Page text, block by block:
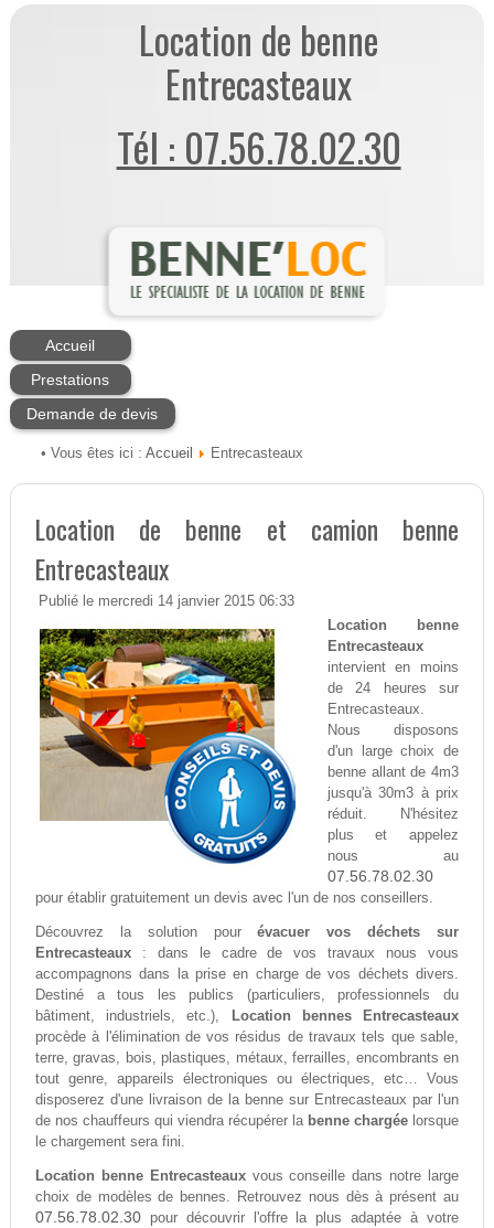
Location de benne
Entrecasteaux
Tél : 07.56.78.02.30
Accueil
Prestations
Demande de devis
• Vous êtes ici : Accueil Entrecasteaux
Location de benne et camion benne
Entrecasteaux
Publié le mercredi 14 janvier 2015 06:33
Location benne
Entrecasteaux
intervient en moins
de 24 heures sur
Entrecasteaux.
Nous disposons
d'un large choix de
benne allant de 4m3
jusqu'à 30m3 à prix
réduit. N'hésitez
plus et appelez
nous au
07.56.78.02.30
pour établir gratuitement un devis avec l'un de nos conseillers.
Découvrez la solution pourévacuer vos déchets sur
Entrecasteaux: dans le cadre de vos travaux nous vous
accompagnons dans la prise en charge de vos déchets divers.
Destiné a tous les publics (particuliers, professionnels du
bâtiment, industriels, etc.),
Location bennes Entrecasteaux
procède à l'élimination de vos résidus de travaux tels que sable,
terre, gravas, bois, plastiques, métaux, ferrailles, encombrants en
tout genre, appareils électroniques ou électriques, etc… Vous
disposerez d'une livraison de la benne sur Entrecasteaux par l'un
de nos chauffeurs qui viendra récupérer la benne chargée lorsque
le chargement sera fini.
Location benne Entrecasteauxvous conseille dans notre large
choix de modèles de bennes. Retrouvez nous dès à présent au
07.56.78.02.30pour découvrir l'offre la plus adaptée à votre